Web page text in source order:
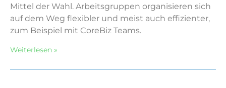
Mittel der Wahl. Arbeitsgruppen organisieren sich
auf dem Weg flexibler und meist auch effizienter,
zum Beispiel mit CoreBiz Teams.
Weiterlesen »